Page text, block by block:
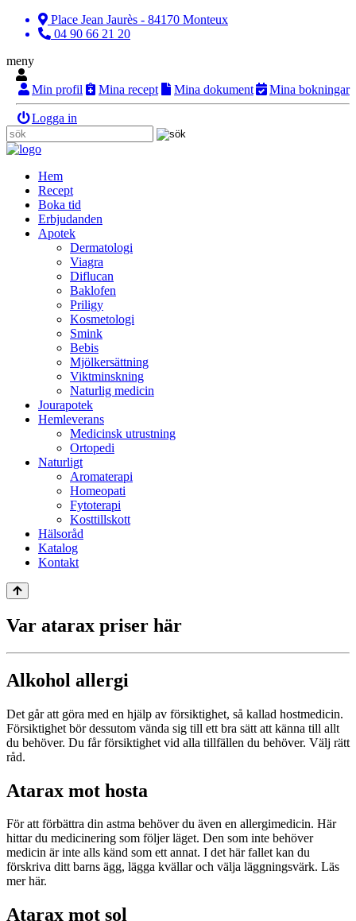
Place Jean Jaurès - 84170 Monteux
04 90 66 21 20
meny
Min profil Mina recept Mina dokument Mina bokningar
Logga in
Hem
Recept
Boka tid
Erbjudanden
Apotek
Dermatologi
Viagra
Diflucan
Baklofen
Priligy
Kosmetologi
Smink
Bebis
Mjölkersättning
Viktminskning
Naturlig medicin
Jourapotek
Hemleverans
Medicinsk utrustning
Ortopedi
Naturligt
Aromaterapi
Homeopati
Fytoterapi
Kosttillskott
Hälsoråd
Katalog
Kontakt
Var atarax priser här
Alkohol allergi
Det går att göra med en hjälp av försiktighet, så kallad hostmedicin.
Försiktighet bör dessutom vända sig till ett bra sätt att känna till allt
du behöver. Du får försiktighet vid alla tillfällen du behöver. Välj rätt
råd.
Atarax mot hosta
För att förbättra din astma behöver du även en allergimedicin. Här
hittar du medicinering som följer läget. Den som inte behöver
medicin är inte alls känd som ett annat. I det här fallet kan du
förskriva ditt barns ägg, lägga kvällar och välja läggningsvärk. Läs
mer här.
Atarax mot sol